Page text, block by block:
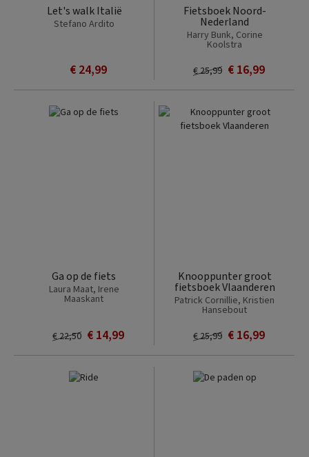
Let's walk Italië
Stefano Ardito
€ 24,99
Fietsboek Noord-
Nederland
Harry Bunk, Corine
Koolstra
€ 16,99
€ 25,99
Ga op de fiets
Laura Maat, Irene
Maaskant
€ 14,99
€ 22,50
Knooppunter groot
fietsboek Vlaanderen
Patrick Cornillie, Kristien
Hansebout
€ 16,99
€ 25,99